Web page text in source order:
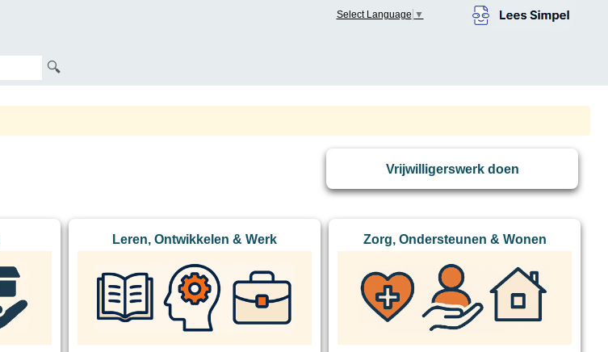
Select Language ▼
🔍
Vrijwilligerswerk doen
Leren, Ontwikkelen & Werk Zorg, Ondersteunen & Wonen